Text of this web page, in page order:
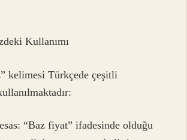
Kullanımı
kelimesi Türkçede çeşitli
“Baz fiyat” ifadesinde olduğu